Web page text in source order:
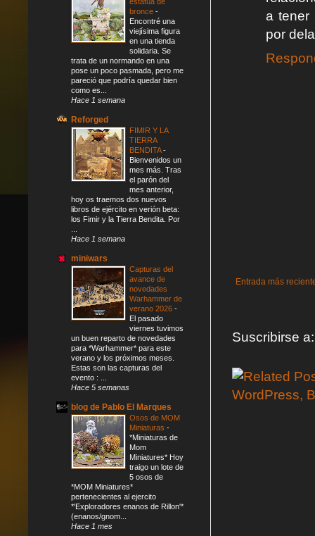
a tener
por
Entrada más
Suscribirse
bronce -
Encontré una
viejísima figura
en una tienda
solidaria. Se
trata de un normando en una
pose un poco pasmada, pero me
pareció que podría quedar bien
como es...
Hace 1 semana
Reforged
FIMIR Y LA
TIERRA
BENDITA-
Bienvenidos un
mes más. Tras
el parón del
mes anterior,
hoy os traemos dos nuevos
libros de ejército en verión beta:
los Fimir y la Tierra Bendita. Por
Hace 1 semana
miniwars
Capturas del
avance de
novedades
Warhammer de
verano 2026 -
El pasado
viernes tuvimos
un buen reparto de novedades
para *Warhammer* para este
verano y los próximos meses.
Estas son las capturas del
evento : ...
Hace 5 semanas
blog de Pablo El Marques
Osos de MOM
Miniaturas -
*Miniaturas de
Mom
Miniatures* Hoy
traigo un lote de
5 osos de
*MOM Miniatures*
pertenecientes al ejercito
*'Exploradores enanos de Rillon'*
(enanos/gnom...
Hace 1 mes